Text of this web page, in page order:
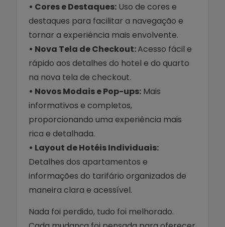
• Cores e Destaques: Uso de cores e
destaques para facilitar a navegação e
tornar a experiência mais envolvente.
• Nova Tela de Checkout:Acesso fácil e
rápido aos detalhes do hotel e do quarto
na nova tela de checkout.
• Novos Modais e Pop-ups: Mais
informativos e completos,
proporcionando uma experiência mais
rica e detalhada.
• Layout de Hotéis Individuais:
Detalhes dos apartamentos e
informações do tarifário organizados de
maneira clara e acessível.
Nada foi perdido, tudo foi melhorado.